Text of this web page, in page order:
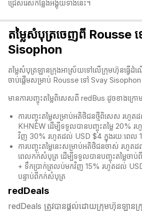
ជ្រើសរើសកន្លែងអង្គុយទាំងនេះ។
តម្លៃសំបុត្រចេញពី Rousse
Sisophon
តម្លៃសំបុត្រឡានក្រុងអាស្រ័យទៅលើក្រុមហ៊ុនធ្វើដំណ
ចាប់ផ្តើមសម្រាប់ Rousse ទៅ Svay
មានការបញ្ចុះតម្លៃពិសេសពី redBus ដូចខាងក្រោ
ការបញ្ចុះតម្លៃសម្រាប់អតិថិជនថ្មីពិសេស រហូ
KHNEW ដើម្បីទទួលបានបញ្ចុះតម្លៃ 20%
វិញ 30% រហូតដល់ USD $4 ក្នុងរយៈពេល
ការបញ្ចុះតម្លៃនេះសម្រាប់អតិថិជនចាស់ រហូ
ពេលកក់សំបុត្ រ ដើម្បីទទួលបានបញ្ចុះតម្លៃច
+ ទឹកប្រាក់ត្រលប់មកវិញ 15% រហូតដល់
បន្ទាប់ពីកក់សំបុត្
redDeals
redDeals ត្រូវបានផ្តល់ដោយក្រុមហ៊ុនឡាន